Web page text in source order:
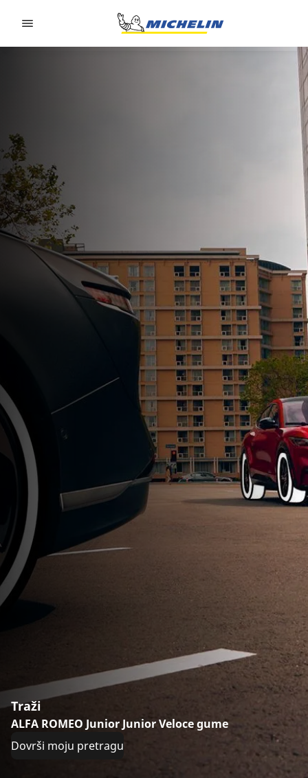
Traži
ALFA ROMEO Junior Junior Veloce gume
Dovrši moju pretragu